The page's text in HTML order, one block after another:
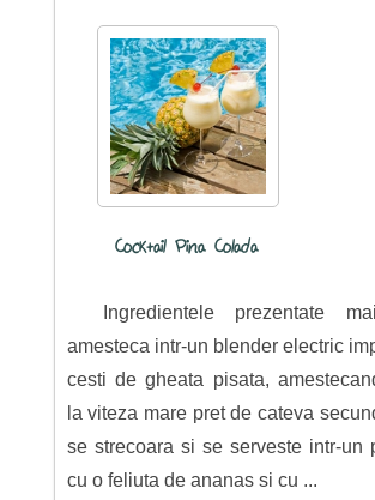
Cocktail Pina Colada
Ingredientele prezentate
amesteca intr-un blender electric
cesti de gheata pisata,
la viteza mare pret de cateva
se strecoara si se serveste intr-un
cu o feliuta de ananas si cu ...